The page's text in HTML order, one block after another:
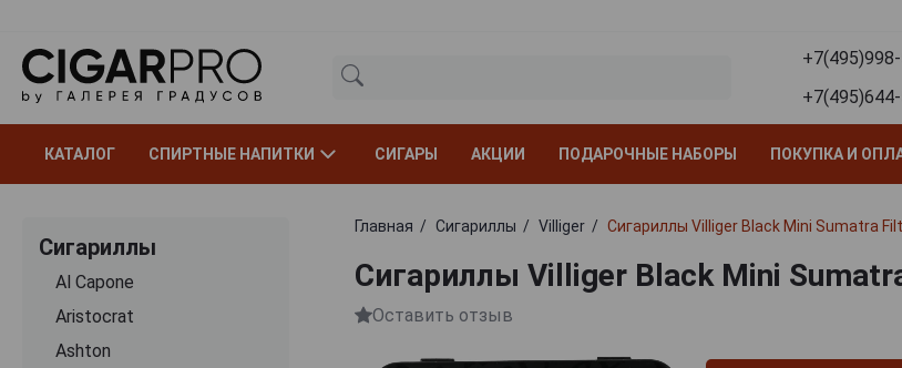
КАТАЛОГ СПИРТНЫЕ НАПИТКИ СИГАРЫ АКЦИИ ПОДАРОЧНЫЕ НАБОРЫ ПОКУПКА И
Сигариллы
Al Capone
Aristocrat
Ashton
Главная Сигариллы Villiger Сигариллы Villiger Black Mini Sumatra
Сигариллы Villiger Black Mini
Оставить отзыв